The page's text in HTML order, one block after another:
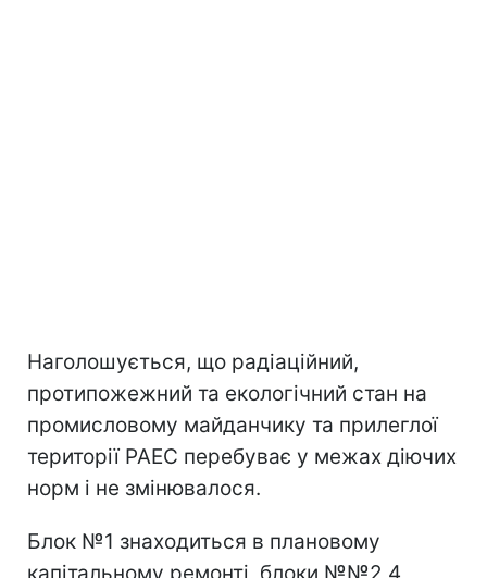
Наголошується, що радіаційний,
протипожежний та екологічний стан на
промисловому майданчику та прилеглої
території РАЕС перебуває у межах діючих
норм і не змінювалося.
Блок №1 знаходиться в плановому